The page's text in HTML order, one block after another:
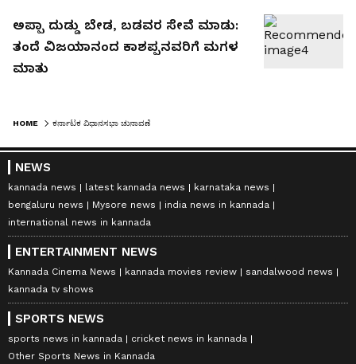
ಅಪ್ಪಾ ದುಡ್ಡು ಬೇಡ, ಬಡವರ ಸೇವೆ ಮಾಡು:
ತಂದೆ ವಿಜಯಾನಂದ ಕಾಶಪ್ಪನವರಿಗೆ ಮಗಳ
ಮಾತು
HOME ಕರ್ನಾಟಕ ವಿಧಾನಸಭಾ ಚುನಾವಣೆ
NEWS
kannada news latest kannada news
karnataka news
bengaluru news
Mysore news
india news in kannada
international news in kannada
ENTERTAINMENT NEWS
Kannada Cinema News kannada movies review
sandalwood news
kannada tv shows
SPORTS NEWS
sports news in kannada
cricket news in kannada
Other Sports News in Kannada